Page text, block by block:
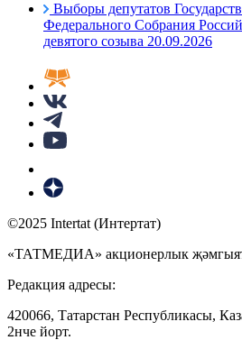
Выборы депутатов
Федерального Собрания
девятого созыва 20.09.2026
©2025 Intertat (Интертат)
«ТАТМЕДИА» акционерлык
Редакция адресы:
420066, Татарстан Республикасы,
2нче йорт.